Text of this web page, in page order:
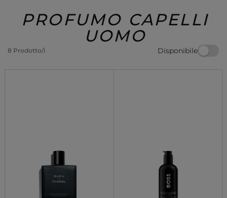
Regalo
PROFUMO CAPELLI
UOMO
8 Prodotto/i Disponibile